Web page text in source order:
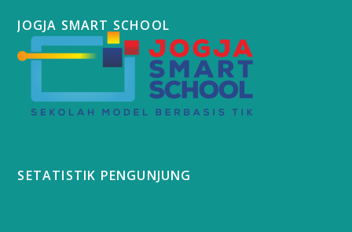
JOGJA SMART SCHOOL
SETATISTIK PENGUNJUNG